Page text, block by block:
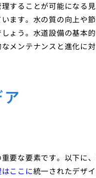
することが可能になる
ます。水の質の向上や
ょう。水道設備の基本
メンテナンスと進化に
要な要素です。以下に
ここに統一されたデザ